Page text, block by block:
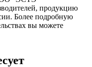
продукцию
Более подробную
вы можете